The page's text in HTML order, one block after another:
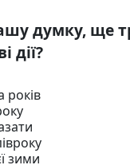
думку, ще
дії?
років
зими